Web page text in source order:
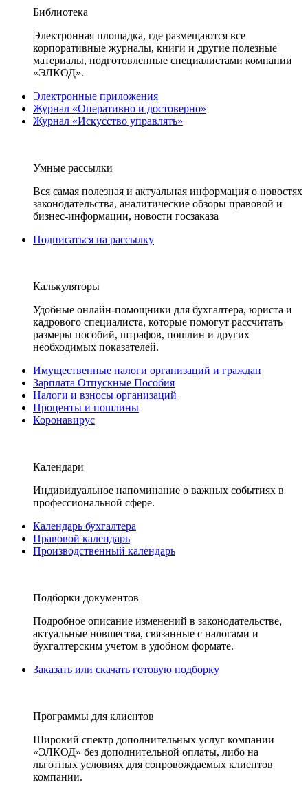
Библиотека
Электронная площадка, где размещаются все
корпоративные журналы, книги и другие полезные
материалы, подготовленные специалистами компании
«ЭЛКОД».
Электронные приложения
Журнал «Оперативно и достоверно»
Журнал «Искусство управлять»
Умные рассылки
Вся самая полезная и актуальная информация о новостях
законодательства, аналитические обзоры правовой и
бизнес-информации, новости госзаказа
Подписаться на рассылку
Калькуляторы
Удобные онлайн-помощники для бухгалтера, юриста и
кадрового специалиста, которые помогут рассчитать
размеры пособий, штрафов, пошлин и других
необходимых показателей.
Имущественные налоги организаций и граждан
Зарплата Отпускные Пособия
Налоги и взносы организаций
Проценты и пошлины
Коронавирус
Календари
Индивидуальное напоминание о важных событиях в
профессиональной сфере.
Календарь бухгалтера
Правовой календарь
Производственный календарь
Подборки документов
Подробное описание изменений в законодательстве,
актуальные новшества, связанные с налогами и
бухгалтерским учетом в удобном формате.
Заказать или скачать готовую подборку
Программы для клиентов
Широкий спектр дополнительных услуг компании
«ЭЛКОД» без дополнительной оплаты, либо на
льготных условиях для сопровождаемых клиентов
компании.